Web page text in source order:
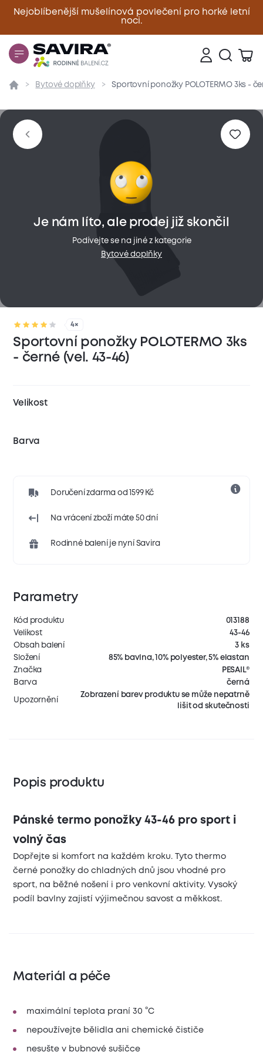
Nejoblíbenější mušelínová povlečení pro horké letní
noci.
Zavřít
Přehled Parametry Popis produktu Materiál
Bytové doplňky Sportovní ponožky POLOTERMO 3ks -
4×
Sportovní ponožky POLOTERMO 3ks
- černé (vel. 43-46)
Velikost
Barva
Doručení zdarma od 1599 Kč
Na vrácení zboží máte 50 dní
Rodinné balení je nyní Savira
Je nám líto, ale prodej již skončil
Podívejte se na jiné z kategorie
Bytové doplňky
Parametry
Kód produktu
013188
Velikost
43-46
Obsah balení
3 ks
Složení
85% bavlna, 10% polyester, 5% elastan
Značka
PESAIL®
Barva
černá
Upozornění
Zobrazení barev produktu se může nepatrně
lišit od skutečnosti
Popis produktu
Pánské termo ponožky 43-46 pro sport i
volný čas
Dopřejte si komfort na každém kroku. Tyto thermo
černé ponožky do chladných dnů jsou vhodné pro
sport, na běžné nošení i pro venkovní aktivity. Vysoký
podíl bavlny zajistí výjimečnou savost a měkkost.
Materiál a péče
maximální teplota praní 30 °C
nepoužívejte bělidla ani chemické čističe
nesušte v bubnové sušičce